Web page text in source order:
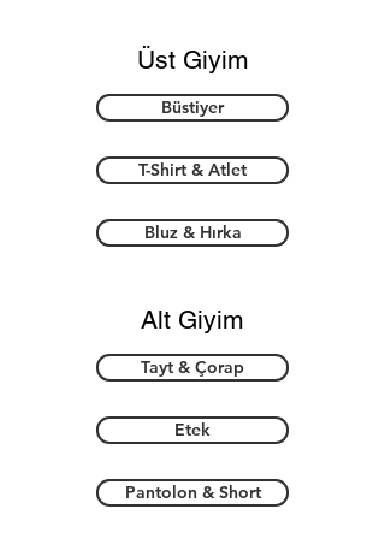
Üst Giyim
Büstiyer
T-Shirt & Atlet
Bluz & Hırka
Alt Giyim
Tayt & Çorap
Etek
Pantolon & Short